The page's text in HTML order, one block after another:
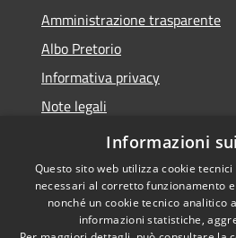
Amministrazione trasparente
Albo Pretorio
Informativa privacy
Note legali
Dichiarazione di accessibilità
Informazioni
Questo sito web utilizza cookie
necessari al corretto funzionamento
nonché un cookie tecnico analitico
informazioni statistiche,